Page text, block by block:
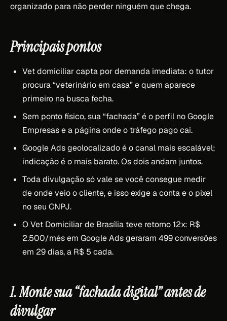
organizado para não perder ninguém que chega.
Principais pontos
Vet domiciliar capta por demanda imediata: o tutor
procura “veterinário em casa” e quem aparece
primeiro na busca fecha.
Sem ponto físico, sua “fachada” é o perfil no Google
Empresas e a página onde o tráfego pago cai.
Google Ads geolocalizado é o canal mais escalável;
indicação é o mais barato. Os dois andam juntos.
Toda divulgação só vale se você consegue medir
de onde veio o cliente, e isso exige a conta e o pixel
no seu CNPJ.
O Vet Domiciliar de Brasília teve retorno 12x: R$
2.500/mês em Google Ads geraram 499 conversões
em 29 dias, a R$ 5 cada.
1. Monte sua “fachada digital” antes de
divulgar